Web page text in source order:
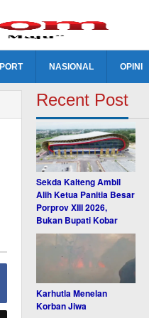
NASIONAL OPINI
Recent Post
Sekda Kalteng Ambil
Alih Ketua Panitia Besar
Porprov XIII 2026,
Bukan Bupati Kobar
Karhutla Menelan
Korban Jiwa